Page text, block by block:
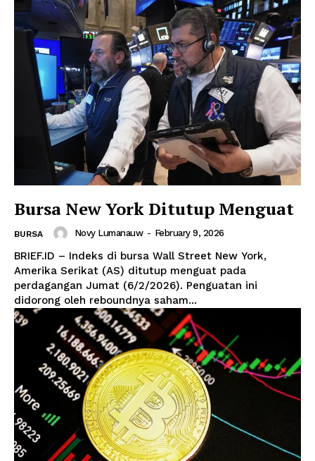
Bursa New York Ditutup Menguat
BURSA Novy Lumanauw - February 9, 2026
BRIEF.ID – Indeks di bursa Wall Street New York,
Amerika Serikat (AS) ditutup menguat pada
perdagangan Jumat (6/2/2026). Penguatan ini
didorong oleh reboundnya saham...